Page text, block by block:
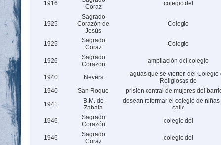
1916
Coraz
colegio del
1925
Sagrado
Corazón de
Jesús
Colegio
1925
Sagrado
Coraz
Colegio
1926
Sagrado
Corazon
ampliación del colegio
1940 Nevers
aguas que se vierten del Colegio
Religiosas de
1940
San Roque
prisión central de mujeres del
1941
B.M. de
Zabala
desean reformar el colegio de niñas
calle
1946
Sagrado
Corazón
colegio del
1946
Sagrado
Coraz
colegio del